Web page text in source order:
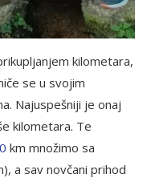
kilometara,
se u svojim
Najuspešniji je onaj
kilometara. Te
km množimo sa
a sav novčani prihod